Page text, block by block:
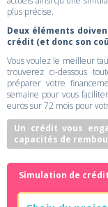
plus précise.
Deux éléments
crédit (et donc son
Vous voulez le meilleur
trouverez ci-dessous
préparer votre
semaine pour vous
euros sur 72 mois pour
Un crédit vous
capacités de
Simulation de